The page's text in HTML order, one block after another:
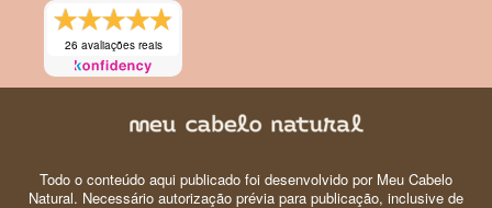
26 avaliações reais
Todo o conteúdo aqui publicado foi desenvolvido por Meu Cabelo
Natural. Necessário autorização prévia para publicação, inclusive de